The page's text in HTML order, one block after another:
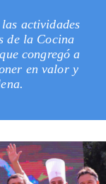
actividades
de la Cocina
congregó a
en valor y